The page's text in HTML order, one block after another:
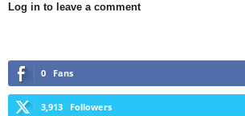
Log in to leave a comment
0 Fans
3,913 Followers